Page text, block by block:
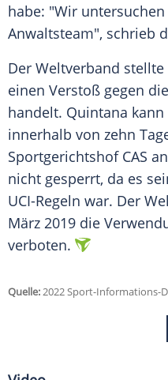
habe: "Wir
Anwaltsteam", schrieb
Der Weltverband
einen Verstoß gegen
handelt. Quintana
innerhalb von zehn
Sportgerichtshof CAS
nicht gesperrt, da es
UCI-Regeln war. Der
März 2019 die
verboten.
Quelle:2022 Sport-Informations-